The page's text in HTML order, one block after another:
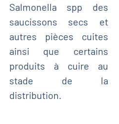
Salmonella spp des
saucissons secs et
autres pièces cuites
ainsi que certains
produits à cuire au
stade de la
distribution.